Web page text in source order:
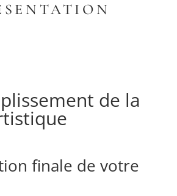
de la
finale de votre